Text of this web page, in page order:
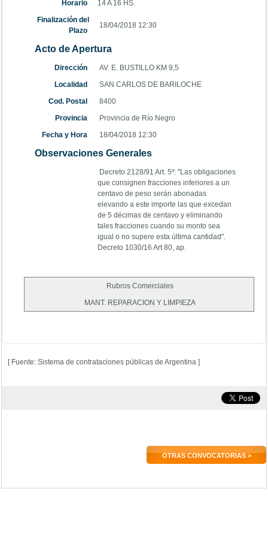
Horario
14 A 16 HS.
Finalización del
Plazo
18/04/2018 12:30
Acto de Apertura
Dirección
AV. E. BUSTILLO KM 9,5
Localidad
SAN CARLOS DE BARILOCHE
Cod. Postal
8400
Provincia
Provincia de Río Negro
Fecha y Hora
18/04/2018 12:30
Observaciones Generales
Decreto 2128/91 Art. 5º: "Las obligaciones
que consignen fracciones inferiores a un
centavo de peso serán abonadas
elevando a este importe las que excedan
de 5 décimas de centavo y eliminando
tales fracciones cuando su monto sea
igual o no supere esta última cantidad".
Decreto 1030/16 Art 80, ap.
Rubros Comerciales
MANT. REPARACION Y LIMPIEZA
[ Fuente: Sistema de contrataciones públicas de Argentina ]
OTRAS CONVOCATORIAS >